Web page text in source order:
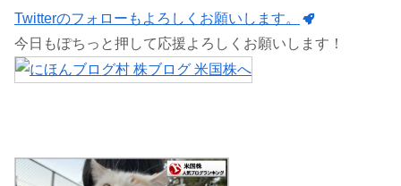
Twitterのフォローもよろしくお願いします。
今日もぽちっと押して応援よろしくお願いします！